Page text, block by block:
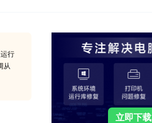
行
从
立即下载